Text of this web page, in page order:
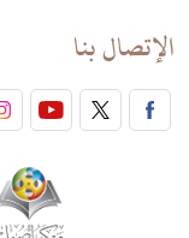
الإتصال بنا